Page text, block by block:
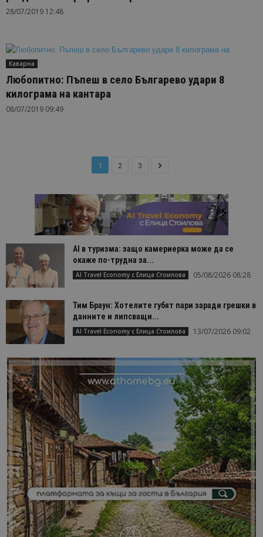
28/07/2019 12:48
Каварна
Любопитно: Пъпеш в село Българево удари 8
килограма на кантара
08/07/2019 09:49
1 2 3
AI в туризма: защо камериерка може да се
окаже по-трудна за...
AI Travel Economy с Елица Стоилова 05/08/2026 08:28
Тим Браун: Хотелите губят пари заради грешки в
данните и липсващи...
AI Travel Economy с Елица Стоилова 13/07/2026 09:02